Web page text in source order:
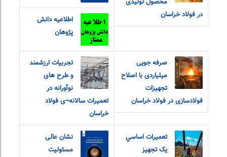
محصول تولیدی
در فولاد خراسان
اطلاعیه دانش
پژوهان
صرفه جویی
میلیاردی با اصلاح
تجهیزات
فولادسازی در فولاد خراسان
تجربیات ارزشمند
و طرح های
نوآورانه در
تعمیرات سالانه¬ی فولاد
خراسان
تعميرات اساسي
يک تجهيز
نشان عالی
مسئولیت